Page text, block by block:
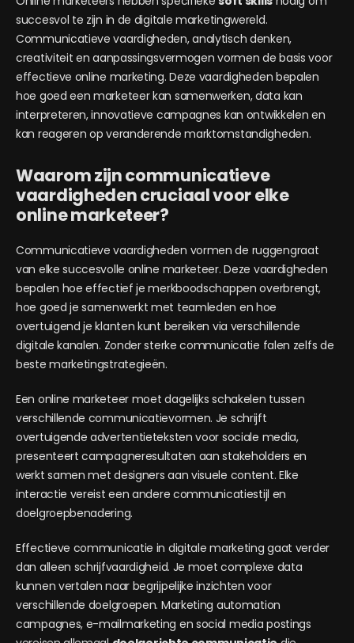
succesvol te zijn in de digitale marketingwereld.
Communicatieve vaardigheden, analytisch denken,
creativiteit en aanpassingsvermogen vormen de basis voor
effectieve online marketing. Deze vaardigheden bepalen
hoe goed een marketeer kan samenwerken, data kan
interpreteren, innovatieve campagnes kan ontwikkelen en
kan reageren op veranderende marktomstandigheden.
Waarom zijn communicatieve
vaardigheden cruciaal voor elke
online marketeer?
Communicatieve vaardigheden vormen de ruggengraat
van elke succesvolle online marketeer. Deze vaardigheden
bepalen hoe effectief je merkboodschappen overbrengt,
hoe goed je samenwerkt met teamleden en hoe
overtuigend je klanten kunt bereiken via verschillende
digitale kanalen. Zonder sterke communicatie falen zelfs de
beste marketingstrategieën.
Een online marketeer moet dagelijks schakelen tussen
verschillende communicatievormen. Je schrijft
overtuigende advertentieteksten voor sociale media,
presenteert campagneresultaten aan stakeholders en
werkt samen met designers aan visuele content. Elke
interactie vereist een andere communicatiestijl en
doelgroepbenadering.
Effectieve communicatie in digitale marketing gaat verder
dan alleen schrijfvaardigheid. Je moet complexe data
kunnen vertalen naar begrijpelijke inzichten voor
verschillende doelgroepen. Marketing automation
campagnes, e-mailmarketing en social media postings